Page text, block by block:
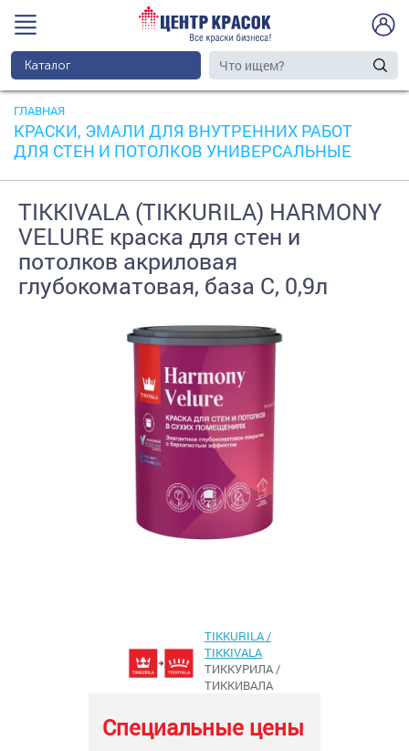
Каталог
ГЛАВНАЯ
КРАСКИ, ЭМАЛИ ДЛЯ ВНУТРЕННИХ РАБОТ
ДЛЯ СТЕН И ПОТОЛКОВ УНИВЕРСАЛЬНЫЕ
TIKKIVALA (TIKKURILA) HARMONY
VELURE краска для стен и
потолков акриловая
глубокоматовая, база С, 0,9л
TIKKURILA /
TIKKIVALA
ТИККУРИЛА /
ТИККИВАЛА
Специальные цены